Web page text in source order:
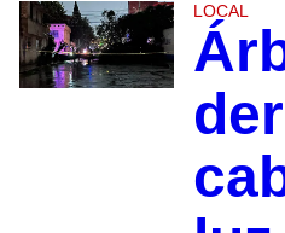
LOCAL